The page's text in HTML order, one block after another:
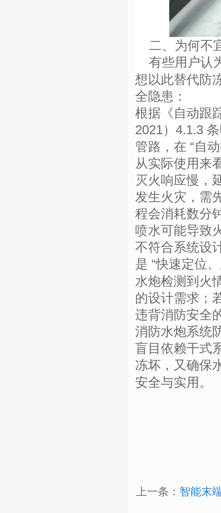
二、为何不
有些用户认
想以此替代防
全隐患：
根据《自动跟
2021）4.1.3
管路，在 “自
从实际使用来
灭火响应慢，
发生火灾，需
程会消耗数分
喷水可能导致
不符合系统设
是 “快速定位
水炮检测到火
的设计需求；
违背消防安全
消防水炮系统
盲目依赖干式
冻坏，又确保
安全与实用。
上一条： 智能末